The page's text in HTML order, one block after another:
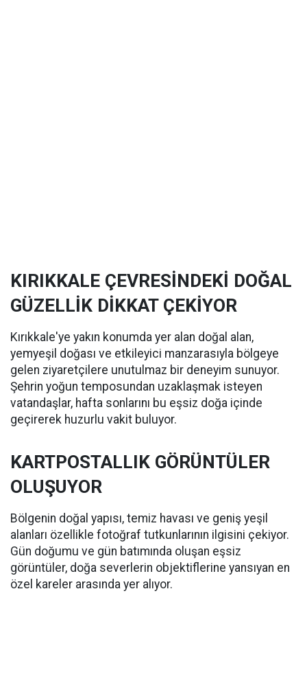
KIRIKKALE ÇEVRESİNDEKİ DOĞAL
GÜZELLİK DİKKAT ÇEKİYOR
Kırıkkale'ye yakın konumda yer alan doğal alan,
yemyeşil doğası ve etkileyici manzarasıyla bölgeye
gelen ziyaretçilere unutulmaz bir deneyim sunuyor.
Şehrin yoğun temposundan uzaklaşmak isteyen
vatandaşlar, hafta sonlarını bu eşsiz doğa içinde
geçirerek huzurlu vakit buluyor.
KARTPOSTALLIK GÖRÜNTÜLER
OLUŞUYOR
Bölgenin doğal yapısı, temiz havası ve geniş yeşil
alanları özellikle fotoğraf tutkunlarının ilgisini çekiyor.
Gün doğumu ve gün batımında oluşan eşsiz
görüntüler, doğa severlerin objektiflerine yansıyan en
özel kareler arasında yer alıyor.